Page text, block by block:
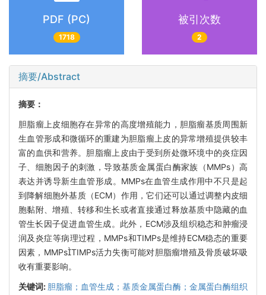
PDF (PC)
1718
被引次数
2
摘要/Abstract
摘要：
胆脂瘤上皮细胞存在异常的高度增殖能力，胆脂瘤基质周围新
生血管形成和微循环的重建为胆脂瘤上皮的异常增殖提供较丰
富的血供和营养。胆脂瘤上皮由于受到所处微环境中的炎症因
子、细胞因子的刺激，导致基质金属蛋白酶家族（MMPs）高
表达并诱导新生血管形成。MMPs在血管生成作用中不只是起
到降解细胞外基质（ECM）作用，它们还可以通过调整内皮细
胞黏附、增殖、转移和生长或者直接通过释放基质中隐藏的血
管生长因子促进血管生成。此外，ECM涉及组织稳态和肿瘤浸
润及炎症等病理过程，MMPs和TIMPs是维持ECM稳态的重要
因素，MMPsTIMPs活力失衡可能对胆脂瘤增殖及骨质破坏吸
收有重要影响。
关键词: 胆脂瘤；血管生成；基质金属蛋白酶；金属蛋白酶组织